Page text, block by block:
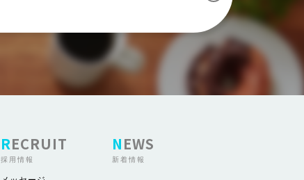
RECRUIT
採用情報
NEWS
新着情報